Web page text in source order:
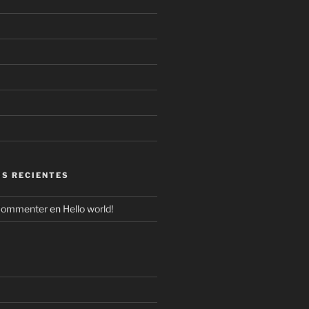
RECIENTES
en Hello world!